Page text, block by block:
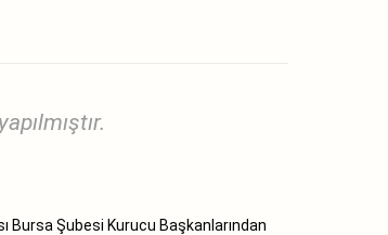
Bursa Şubesi Kurucu Başkanlarından